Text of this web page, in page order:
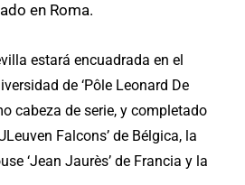
en Roma.
estará encuadrada en el
de ‘Pôle Leonard De
cabeza de serie, y completado
Falcons’ de Bélgica, la
‘Jean Jaurès’ de Francia y la